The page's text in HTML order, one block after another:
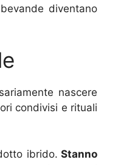
diventano
nascere
condivisi e rituali
ibrido. Stanno